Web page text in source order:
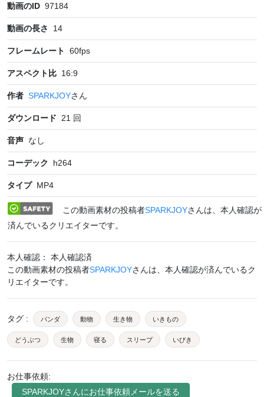
動画のID 97184
動画の長さ 14
フレームレート 60fps
アスペクト比 16:9
作者 SPARKJOYさん
ダウンロード 21 回
音声 なし
コーデック h264
タイプ MP4
この動画素材の投稿者SPARKJOYさんは、本人確認が
済んでいるクリエイターです。
本人確認： 本人確認済
この動画素材の投稿者SPARKJOYさんは、本人確認が済んでいるク
リエイターです。
タグ : パンダ 動物 生き物 いきもの
どうぶつ 生物 寝る スリープ いびき
睡眠 回復 寝相 萌え かわいい 可愛い
ペット
お仕事依頼:
SPARKJOYさんにお仕事依頼メールを送る